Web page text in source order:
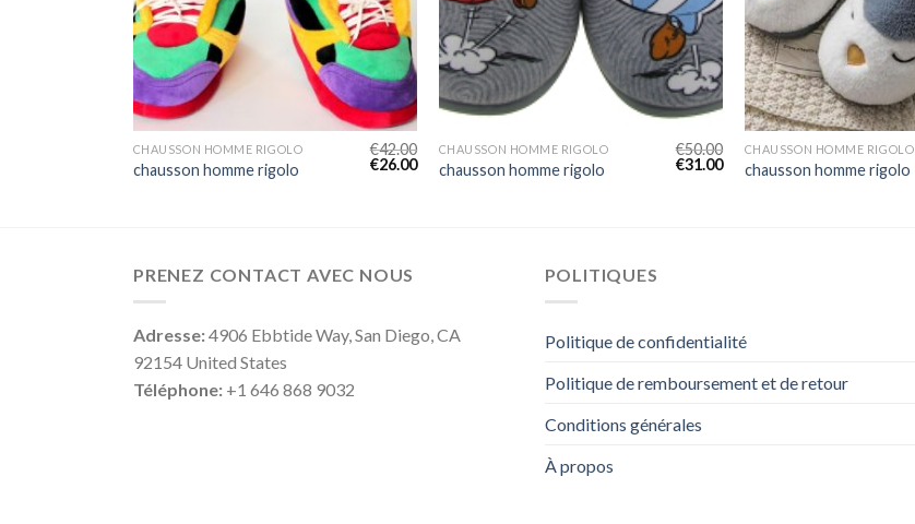
CHAUSSON HOMME RIGOLO
chausson homme rigolo
€42.00
€26.00
CHAUSSON HOMME RIGOLO
chausson homme rigolo
€50.00
€31.00
CHAUSSON HOMME RIGOLO
chausson homme rigolo
PRENEZ CONTACT AVEC NOUS
Adresse:4906 Ebbtide Way, San Diego, CA
92154 United States
Téléphone: +1 646 868 9032
POLITIQUES
Politique de confidentialité
Politique de remboursement et de retour
Conditions générales
À propos